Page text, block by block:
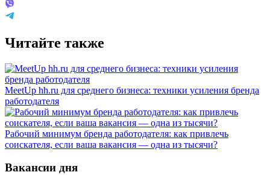
Читайте также
MeetUp hh.ru для среднего бизнеса: техники усиления бренда
работодателя
Рабочий минимум бренда работодателя: как привлечь
соискателя, если ваша вакансия — одна из тысячи?
Вакансии дня